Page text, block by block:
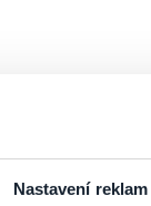
Nastavení reklam